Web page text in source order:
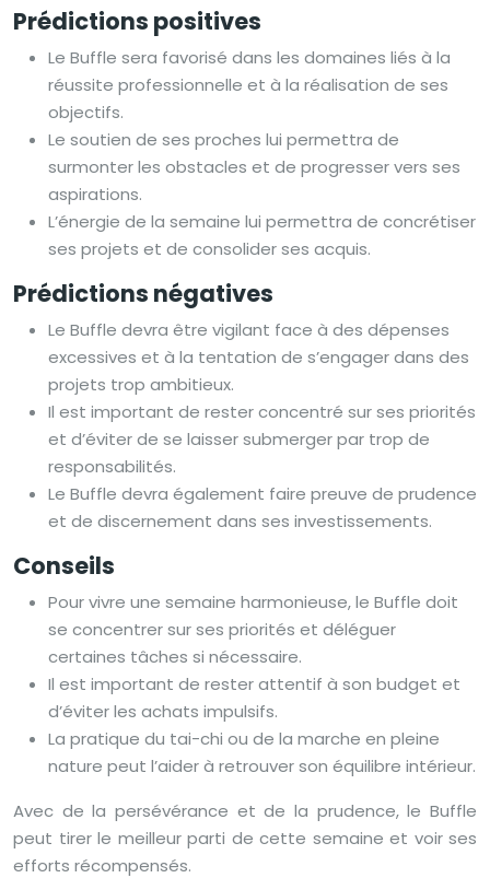
Prédictions positives
Le Buffle sera favorisé dans les domaines liés à la
réussite professionnelle et à la réalisation de ses
objectifs.
Le soutien de ses proches lui permettra de
surmonter les obstacles et de progresser vers ses
aspirations.
L’énergie de la semaine lui permettra de concrétiser
ses projets et de consolider ses acquis.
Prédictions négatives
Le Buffle devra être vigilant face à des dépenses
excessives et à la tentation de s’engager dans des
projets trop ambitieux.
Il est important de rester concentré sur ses priorités
et d’éviter de se laisser submerger par trop de
responsabilités.
Le Buffle devra également faire preuve de prudence
et de discernement dans ses investissements.
Conseils
Pour vivre une semaine harmonieuse, le Buffle doit
se concentrer sur ses priorités et déléguer
certaines tâches si nécessaire.
Il est important de rester attentif à son budget et
d’éviter les achats impulsifs.
La pratique du tai-chi ou de la marche en pleine
nature peut l’aider à retrouver son équilibre intérieur.
Avec de la persévérance et de la prudence, le Buffle
peut tirer le meilleur parti de cette semaine et voir ses
efforts récompensés.